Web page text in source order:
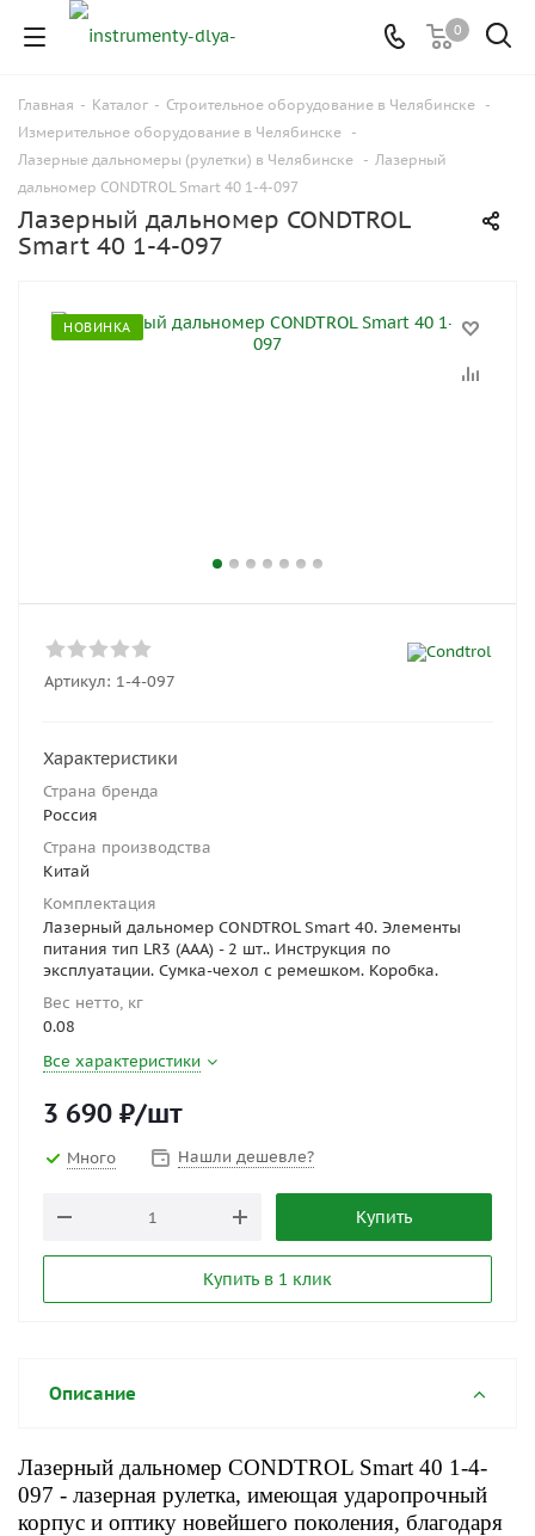
0
Главная - Каталог - Строительное оборудование в Челябинске -
Измерительное оборудование в Челябинске -
Лазерные дальномеры (рулетки) в Челябинске - Лазерный
дальномер CONDTROL Smart 40 1-4-097
Лазерный дальномер CONDTROL
Smart 40 1-4-097
НОВИНКА
Артикул: 1-4-097
Характеристики
Страна бренда
Россия
Страна производства
Китай
Комплектация
Лазерный дальномер CONDTROL Smart 40. Элементы
питания тип LR3 (ААА) - 2 шт.. Инструкция по
эксплуатации. Сумка-чехол с ремешком. Коробка.
Вес нетто, кг
0.08
Все характеристики
3 690 ₽/шт
Много Нашли дешевле?
Купить
Купить в 1 клик
Описание
Лазерный дальномер CONDTROL Smart 40 1-4-
097 - лазерная рулетка, имеющая ударопрочный
корпус и оптику новейшего поколения, благодаря